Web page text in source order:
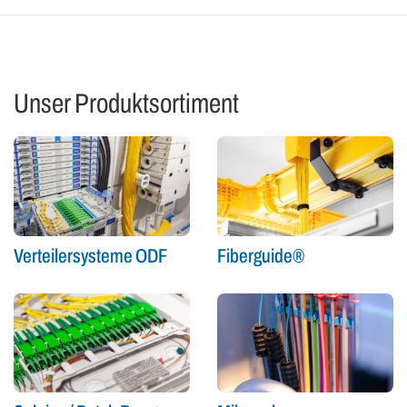
Unser Produktsortiment
Verteilersysteme ODF Fiberguide®